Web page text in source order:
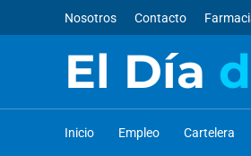
Nosotros Contacto
El Día
Inicio Empleo Cartelera